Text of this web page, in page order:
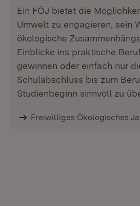
Ein FÖJ bietet die
Umwelt zu engagieren, sein
ökologische
Einblicke ins praktische
gewinnen oder einfach nur
Schulabschluss bis zum
Studienbeginn sinnvoll zu
Freiwilliges Ökologisches